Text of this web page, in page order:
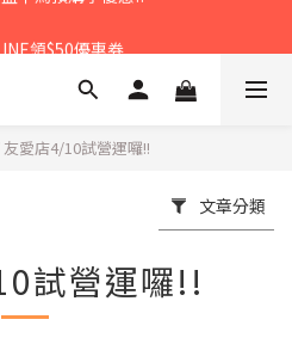
～大寶礁蒜香新登場
早鳥預購享優惠!!
友愛店4/10試營運囉!!
文章分類
試營運囉!!